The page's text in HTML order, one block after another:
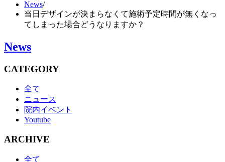
News/
当日デザインが決まらなくて施術予定時間が無くなっ
てしまった場合どうなりますか？
News
CATEGORY
全て
ニュース
院内イベント
Youtube
ARCHIVE
全て